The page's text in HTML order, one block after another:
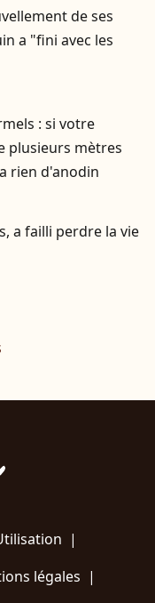
de ses
a "fini avec les
: si votre
plusieurs mètres
rien d'anodin
a failli perdre la vie
|
légales |